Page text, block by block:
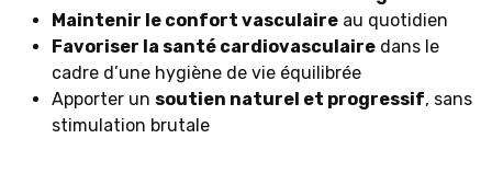
Maintenir le confort vasculaire au quotidien
Favoriser la santé cardiovasculaire dans le
cadre d’une hygiène de vie équilibrée
Apporter un soutien naturel et progressif, sans
stimulation brutale